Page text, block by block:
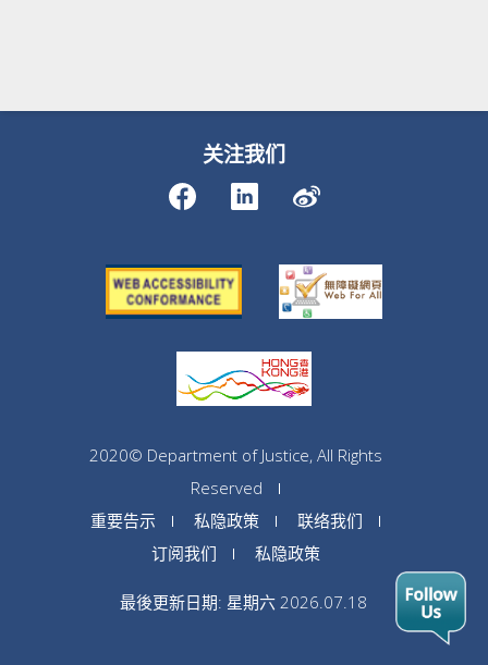
关注我们
2020© Department of Justice, All Rights
Reserved
重要告示
私隐政策
联络我们
订阅我们
私隐政策
最後更新日期: 星期六 2026.07.18